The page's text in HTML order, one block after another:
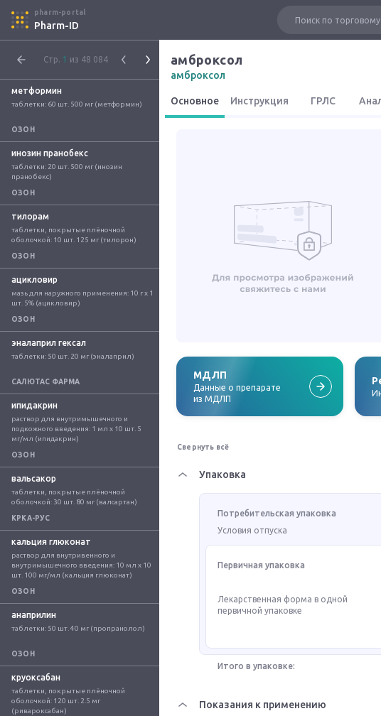
pharm-portal
Pharm-ID
Стр. 1 из 48 084
метформин
таблетки: 60 шт. 500 мг (метформин)
ОЗОН
инозин пранобекс
таблетки: 20 шт. 500 мг (инозин
пранобекс)
ОЗОН
тилорам
таблетки, покрытые плёночной
оболочкой: 10 шт. 125 мг (тилорон)
ОЗОН
ацикловир
мазь для наружного применения: 10 г x 1
шт. 5% (ацикловир)
ОЗОН
эналаприл гексал
таблетки: 50 шт. 20 мг (эналаприл)
САЛЮТАС ФАРМА
ипидакрин
раствор для внутримышечного и
подкожного введения: 1 мл x 10 шт. 5
мг/мл (ипидакрин)
ОЗОН
вальсакор
таблетки, покрытые плёночной
оболочкой: 30 шт. 80 мг (валсартан)
КРКА-РУС
кальция глюконат
раствор для внутривенного и
внутримышечного введения: 10 мл x 10
шт. 100 мг/мл (кальция глюконат)
ОЗОН
анаприлин
таблетки: 50 шт. 40 мг (пропранолол)
ОЗОН
круоксабан
таблетки, покрытые плёночной
оболочкой: 120 шт. 2.5 мг
(ривароксабан)
амброксол
амброксол
Основное Инструкция ГРЛС
МДЛП
Данные о препарате
из МДЛП
Свернуть всё
Упаковка
Потребительская упаковка
Условия отпуска
Первичная упаковка
Лекарственная форма в одной
первичной упаковке
Итого в упаковке:
Показания к применению